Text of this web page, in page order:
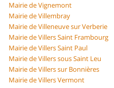
Mairie de Vignemont
Mairie de Villembray
Mairie de Villeneuve sur Verberie
Mairie de Villers Saint Frambourg
Mairie de Villers Saint Paul
Mairie de Villers sous Saint Leu
Mairie de Villers sur Bonnières
Mairie de Villers Vermont